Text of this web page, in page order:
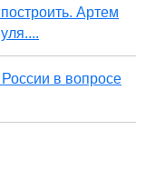
Артем
в вопросе